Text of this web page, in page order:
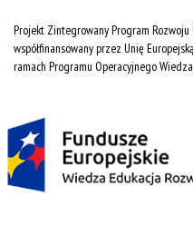
Projekt Zintegrowany Program
współfinansowany przez Unię
ramach Programu Operacyjnego